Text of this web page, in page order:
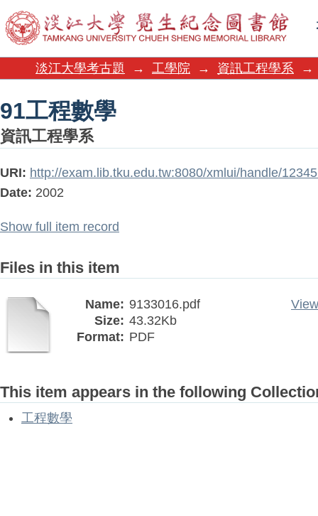
91工程數學
淡江大學考古題 → 工學院 → 資訊工程學系 →
91工程數學
資訊工程學系
URI: http://exam.lib.tku.edu.tw:8080/xmlui/handle/
Date: 2002
Show full item record
Files in this item
Name: 9133016.pdf
Size: 43.32Kb
Format: PDF
This item appears in the following
工程數學